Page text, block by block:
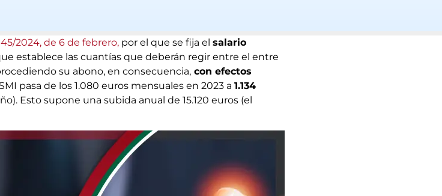
2024, de 6 de febrero, por el que se fija el salario
establece las cuantías que deberán regir entre el entre
su abono, en consecuencia, con efectos
pasa de los 1.080 euros mensuales en 2023 a 1.134
Esto supone una subida anual de 15.120 euros (el